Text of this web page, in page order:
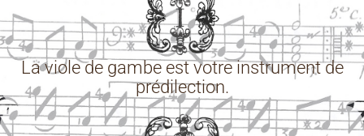
La viole de gambe est votre instrument de
prédilection.